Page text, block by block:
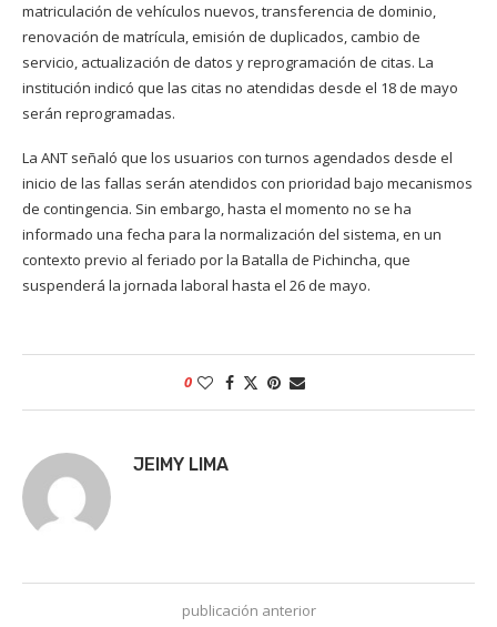
matriculación de vehículos nuevos, transferencia de dominio,
renovación de matrícula, emisión de duplicados, cambio de
servicio, actualización de datos y reprogramación de citas. La
institución indicó que las citas no atendidas desde el 18 de mayo
serán reprogramadas.
La ANT señaló que los usuarios con turnos agendados desde el
inicio de las fallas serán atendidos con prioridad bajo mecanismos
de contingencia. Sin embargo, hasta el momento no se ha
informado una fecha para la normalización del sistema, en un
contexto previo al feriado por la Batalla de Pichincha, que
suspenderá la jornada laboral hasta el 26 de mayo.
0
JEIMY LIMA
publicación anterior